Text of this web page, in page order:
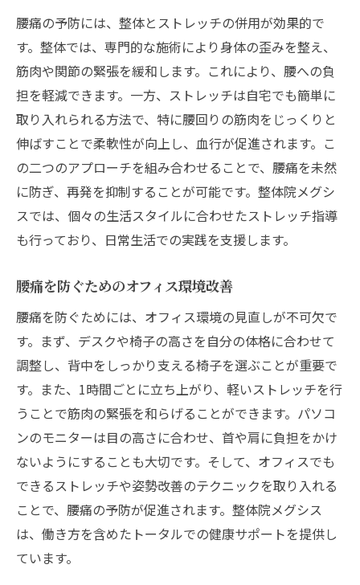
腰痛の予防には、整体とストレッチの併用が効果的で
す。整体では、専門的な施術により身体の歪みを整え、
筋肉や関節の緊張を緩和します。これにより、腰への負
担を軽減できます。一方、ストレッチは自宅でも簡単に
取り入れられる方法で、特に腰回りの筋肉をじっくりと
伸ばすことで柔軟性が向上し、血行が促進されます。こ
の二つのアプローチを組み合わせることで、腰痛を未然
に防ぎ、再発を抑制することが可能です。整体院メグシ
スでは、個々の生活スタイルに合わせたストレッチ指導
も行っており、日常生活での実践を支援します。
腰痛を防ぐためのオフィス環境改善
腰痛を防ぐためには、オフィス環境の見直しが不可欠で
す。まず、デスクや椅子の高さを自分の体格に合わせて
調整し、背中をしっかり支える椅子を選ぶことが重要で
す。また、1時間ごとに立ち上がり、軽いストレッチを行
うことで筋肉の緊張を和らげることができます。パソコ
ンのモニターは目の高さに合わせ、首や肩に負担をかけ
ないようにすることも大切です。そして、オフィスでも
できるストレッチや姿勢改善のテクニックを取り入れる
ことで、腰痛の予防が促進されます。整体院メグシス
は、働き方を含めたトータルでの健康サポートを提供し
ています。